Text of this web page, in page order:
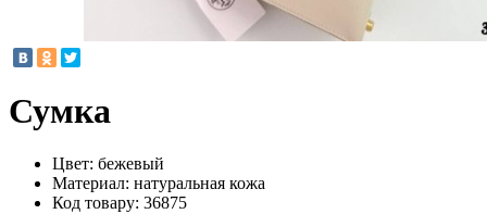
Сумка
Цвет: бежевый
Материал: натуральная кожа
Код товару: 36875